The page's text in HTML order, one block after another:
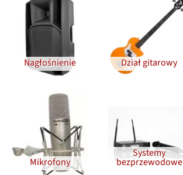
Nagłośnienie Dział gitarowy
Mikrofony
Systemy
bezprzewodowe